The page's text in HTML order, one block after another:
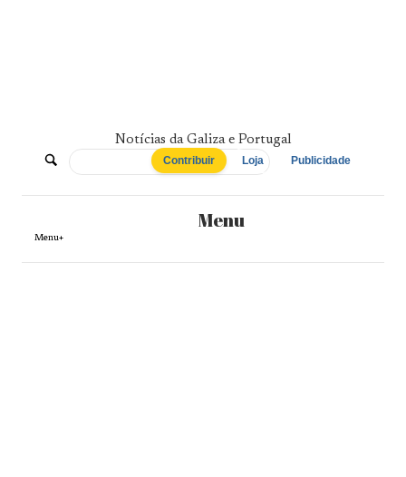
De
Norte
a
Notícias da Galiza e Portugal
Contribuir Loja Publicidade
Menu
Menu+